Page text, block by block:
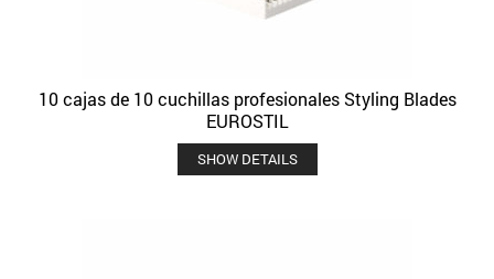
10 cajas de 10 cuchillas profesionales Styling Blades
EUROSTIL
SHOW DETAILS